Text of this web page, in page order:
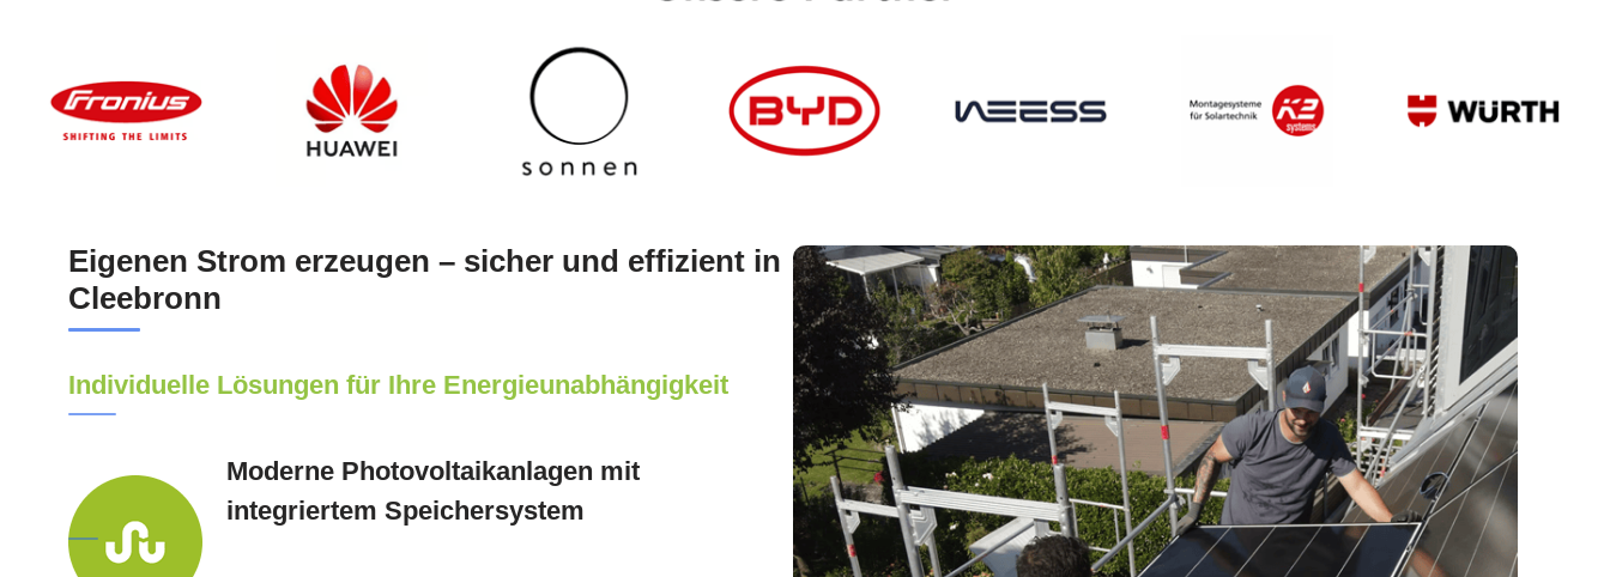
Eigenen Strom erzeugen – sicher und effizient in
Cleebronn
Individuelle Lösungen für Ihre Energieunabhängigkeit
Moderne Photovoltaikanlagen mit
integriertem Speichersystem